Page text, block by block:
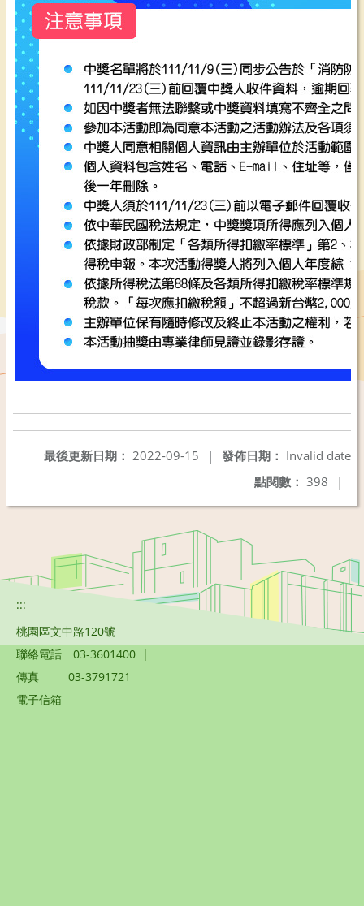
發佈日期： Invalid date
最後更新日期： 2022-09-15
|
點閱數： 398 |
:::
桃園區文中路120號
聯絡電話
03-3601400 |
傳真
03-3791721
電子信箱